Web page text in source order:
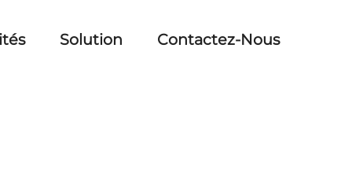
Solution Contactez-Nous